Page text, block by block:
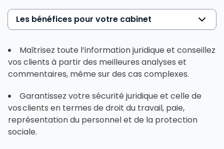
Les bénéfices pour votre cabinet
Maîtrisez toute l’information juridique et conseillez
vos clients à partir des meilleures analyses et
commentaires, même sur des cas complexes.
Garantissez votre sécurité juridique et celle de
vos clients en termes de droit du travail, paie,
représentation du personnel et de la protection
sociale.